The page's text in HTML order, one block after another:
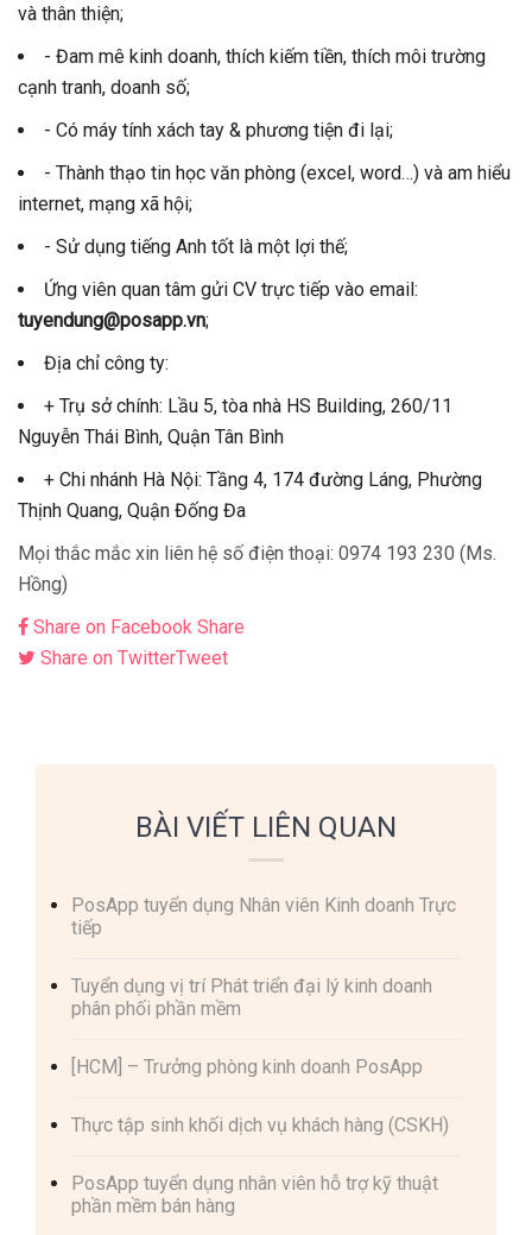
và thân thiện;
- Đam mê kinh doanh, thích kiếm tiền, thích môi trường
cạnh tranh, doanh số;
- Có máy tính xách tay & phương tiện đi lại;
- Thành thạo tin học văn phòng (excel, word…) và am hiểu
internet, mạng xã hội;
- Sử dụng tiếng Anh tốt là một lợi thế;
Ứng viên quan tâm gửi CV trực tiếp vào email:
tuyendung@posapp.vn;
Địa chỉ công ty:
+ Trụ sở chính: Lầu 5, tòa nhà HS Building, 260/11
Nguyễn Thái Bình, Quận Tân Bình
+ Chi nhánh Hà Nội: Tầng 4, 174 đường Láng, Phường
Thịnh Quang, Quận Đống Đa
Mọi thắc mắc xin liên hệ số điện thoại: 0974 193 230 (Ms.
Hồng)
Share on Facebook Share
Share on TwitterTweet
BÀI VIẾT LIÊN QUAN
PosApp tuyển dụng Nhân viên Kinh doanh Trực
tiếp
Tuyển dụng vị trí Phát triển đại lý kinh doanh
phân phối phần mềm
[HCM] – Trưởng phòng kinh doanh PosApp
Thực tập sinh khối dịch vụ khách hàng (CSKH)
PosApp tuyển dụng nhân viên hỗ trợ kỹ thuật
phần mềm bán hàng